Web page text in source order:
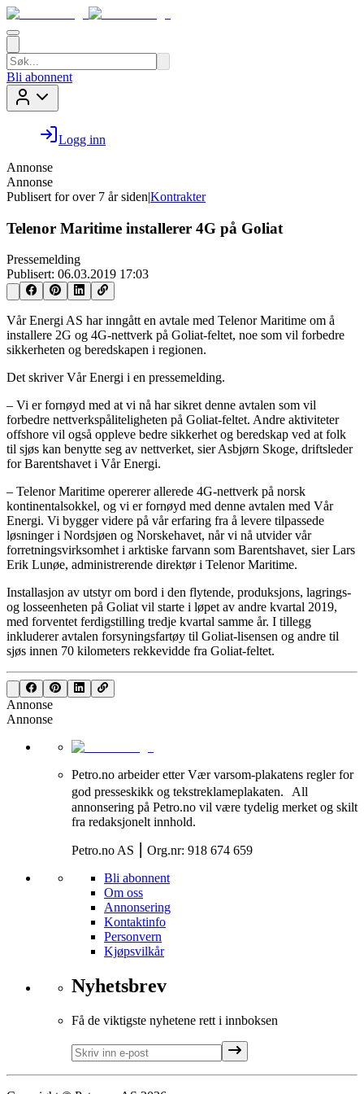
Bli abonnent
Logg inn
Annonse
Annonse
Publisert for over 7 år siden|Kontrakter
Telenor Maritime installerer 4G på Goliat
Pressemelding
Publisert: 06.03.2019 17:03
Vår Energi AS har inngått en avtale med Telenor Maritime om å
installere 2G og 4G-nettverk på Goliat-feltet, noe som vil forbedre
sikkerheten og beredskapen i regionen.
Det skriver Vår Energi i en pressemelding.
– Vi er fornøyd med at vi nå har sikret denne avtalen som vil
forbedre nettverkspåliteligheten på Goliat-feltet. Andre aktiviteter
offshore vil også oppleve bedre sikkerhet og beredskap ved at folk
til sjøs kan benytte seg av nettverket, sier Asbjørn Skoge, driftsleder
for Barentshavet i Vår Energi.
– Telenor Maritime opererer allerede 4G-nettverk på norsk
kontinentalsokkel, og vi er fornøyd med denne avtalen med Vår
Energi. Vi bygger videre på vår erfaring fra å levere tilpassede
løsninger i Nordsjøen og Norskehavet, når vi nå utvider vår
forretningsvirksomhet i arktiske farvann som Barentshavet, sier Lars
Erik Lunøe, administrerende direktør i Telenor Maritime.
Installasjon av utstyr om bord i den flytende, produksjons, lagrings-
og losseenheten på Goliat vil starte i løpet av andre kvartal 2019,
med forventet ferdigstilling tredje kvartal samme år. I tillegg
inkluderer avtalen forsyningsfartøy til Goliat-lisensen og andre til
sjøs innen 70 kilometers rekkevidde fra Goliat-feltet.
Annonse
Annonse
Petro.no arbeider etter Vær varsom-plakatens regler for
god presseskikk og tekstreklameplakaten. All
annonsering på Petro.no vil være tydelig merket og skilt
fra redaksjonelt innhold.
Petro.no AS ⎮ Org.nr: 918 674 659
Bli abonnent
Om oss
Annonsering
Kontaktinfo
Personvern
Kjøpsvilkår
Nyhetsbrev
Få de viktigste nyhetene rett i innboksen